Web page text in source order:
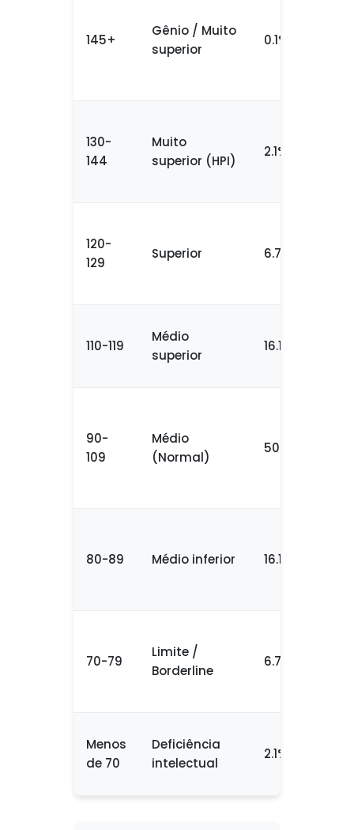
145+
Gênio / Muito
superior
0.1%
130-
144
Muito
superior (HPI)
2.1%
120-
129
Superior 6.7%
110-119
Médio
superior
16.1%
90-
109
Médio
(Normal)
50%
80-89 Médio inferior 16.1%
70-79
Limite /
Borderline
6.7%
Menos
de 70
Deficiência
intelectual
2.1%